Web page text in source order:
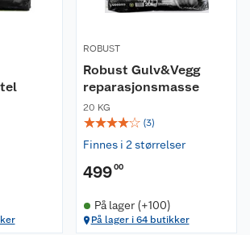
ROBUST
Robust Gulv&Vegg
reparasjonsmasse
20 KG
☆☆☆☆☆ (3)
Finnes i 2 størrelser
49900
På lager (+100)
På lager i 64 butikker